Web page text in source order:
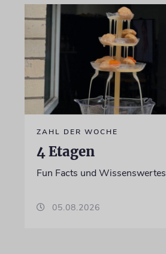
ZAHL DER WOCHE
4 Etagen
Fun Facts und Wissenswertes
05.08.2026